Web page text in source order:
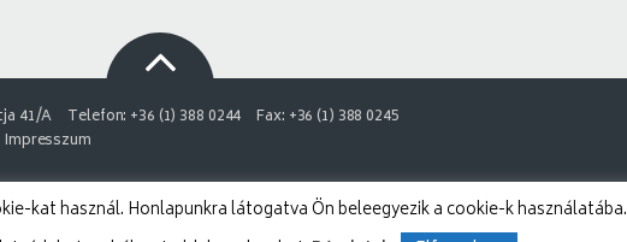
41/A Telefon: +36 (1) 388 0244
Fax: +36 (1) 388 0245
Impresszum
kat használ. Honlapunkra látogatva Ön beleegyezik a cookie-k használatába.